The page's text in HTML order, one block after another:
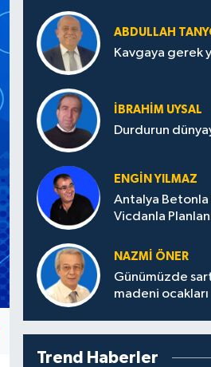
ABDULLAH
Kavgaya gerek
İBRAHIM UYSAL
Durdurun
ENGIN YILMAZ
Antalya Betonla
Vicdanla
NAZMI ÖNER
Günümüzde
madeni ocakları
Trend Haberler